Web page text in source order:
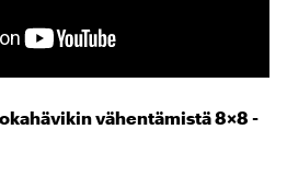
vähentämistä 8×8 -